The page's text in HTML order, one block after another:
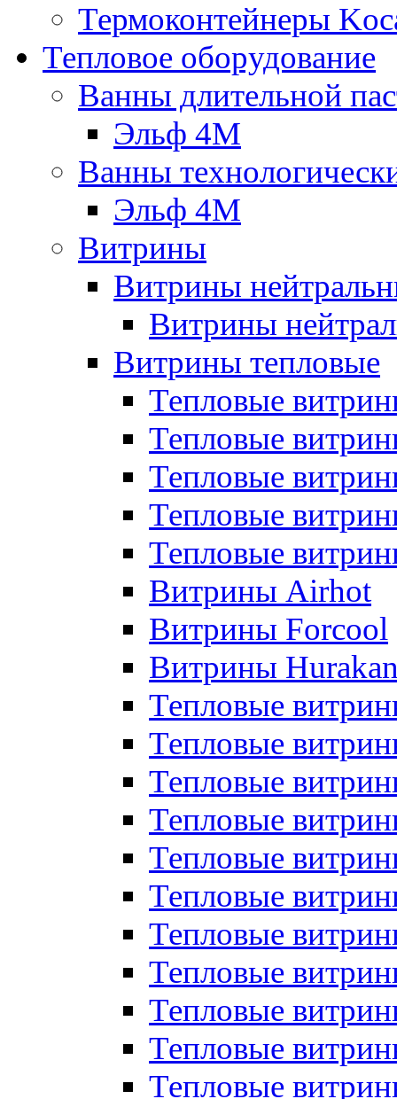
Термоконтейнеры
Тепловое оборудование
Ванны длительной
Эльф 4М
Ванны
Эльф 4М
Витрины
Витрины
Витрины
Витрины тепловые
Тепловые
Тепловые
Тепловые
Тепловые
Тепловые
Витрины Airhot
Витрины Forcool
Витрины
Тепловые
Тепловые
Тепловые
Тепловые
Тепловые
Тепловые
Тепловые
Тепловые
Тепловые
Тепловые
Тепловые